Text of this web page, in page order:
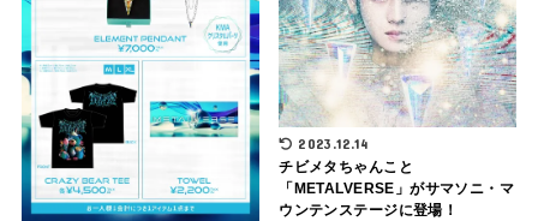
2023.12.14
チビメタちゃんこと
「METALVERSE」がサマソニ・マ
ウンテンステージに登場！